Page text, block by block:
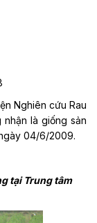
Nghiên cứu Rau
là giống sản
04/6/2009.
tại Trung tâm